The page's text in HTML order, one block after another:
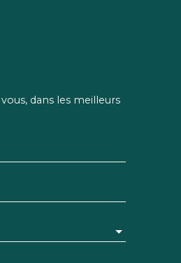
dans les meilleurs